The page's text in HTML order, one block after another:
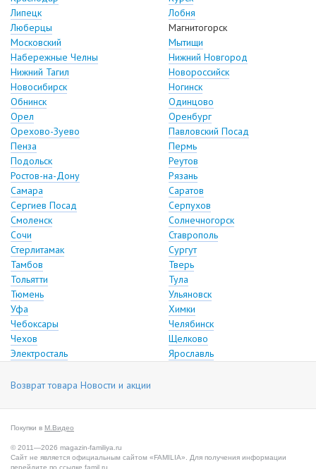
Липецк
Лобня
Люберцы
Магнитогорск
Московский
Мытищи
Набережные Челны
Нижний Новгород
Нижний Тагил
Новороссийск
Новосибирск
Ногинск
Обнинск
Одинцово
Орел
Оренбург
Орехово-Зуево
Павловский Посад
Пенза
Пермь
Подольск
Реутов
Ростов-на-Дону
Рязань
Самара
Саратов
Сергиев Посад
Серпухов
Смоленск
Солнечногорск
Сочи
Ставрополь
Стерлитамак
Сургут
Тамбов
Тверь
Тольятти
Тула
Тюмень
Ульяновск
Уфа
Химки
Чебоксары
Челябинск
Чехов
Щелково
Электросталь
Ярославль
Возврат товара Новости и акции
Покупки в М.Видео
© 2011—2026 magazin-familiya.ru
Сайт не является официальным сайтом «FAMILIA». Для получения информации
перейдите по ссылке famil.ru